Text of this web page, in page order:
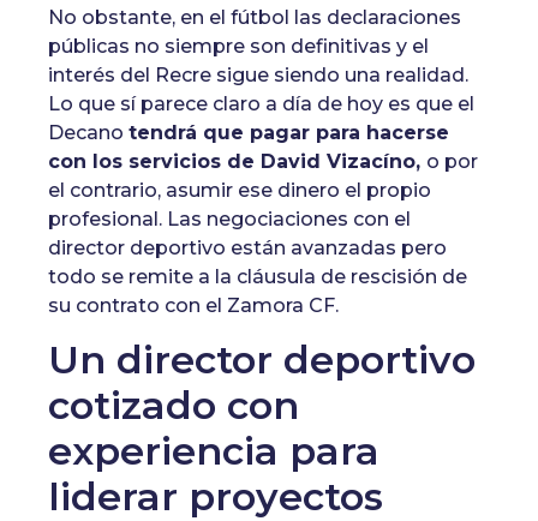
No obstante, en el fútbol las declaraciones
públicas no siempre son definitivas y el
interés del Recre sigue siendo una realidad.
Lo que sí parece claro a día de hoy es que el
Decano tendrá que pagar para hacerse
con los servicios de David Vizacíno, o por
el contrario, asumir ese dinero el propio
profesional. Las negociaciones con el
director deportivo están avanzadas pero
todo se remite a la cláusula de rescisión de
su contrato con el Zamora CF.
Un director deportivo
cotizado con
experiencia para
liderar proyectos